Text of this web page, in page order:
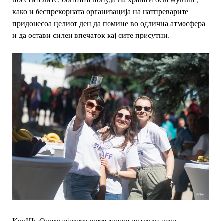
како и беспрекорната организација на натпреварите
придонесоа целиот ден да помине во одлична атмосфера
и да остави силен впечаток кај сите присутни.